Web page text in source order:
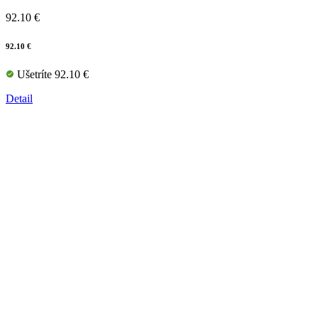
92.10 €
92.10 €
Ušetríte 92.10 €
Detail